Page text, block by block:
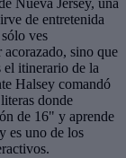
Nueva Jersey, una
de entretenida
ves
acorazado, sino que
el itinerario de la
Halsey comandó
donde
de 16" y aprende
es uno de los